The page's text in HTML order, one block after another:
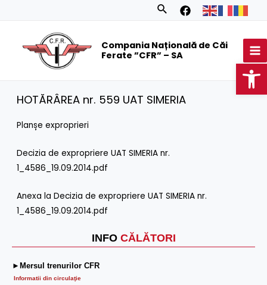
Search
Compania Națională de Căi
Ferate ”CFR” – SA
INFO CĂLĂTORI
►Mersul trenurilor CFR
Informatii din circulaţie
HOTĂRÂREA nr. 559 UAT SIMERIA
Planșe exproprieri
Decizia de expropriere UAT SIMERIA nr.
1_4586_19.09.2014.pdf
Anexa la Decizia de expropriere UAT SIMERIA nr.
1_4586_19.09.2014.pdf